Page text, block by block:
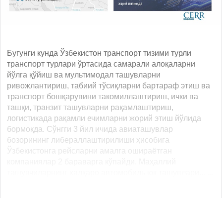
Бугунги кунда Ўзбекистон транспорт тизими турли
транспорт турлари ўртасида самарали алоқаларни
йўлга қўйиш ва мультимодал ташувларни
ривожлантириш, табиий тўсиқларни бартараф этиш ва
транспорт бошқарувини такомиллаштириш, ички ва
ташқи, транзит ташувларни рақамлаштириш,
логистикада рақамли ечимларни жорий этиш йўлида
бормоқда. Сўнгги 3 йил ичида авиаташувлар
бозорининг либераллаштирилиши ҳисобига
Ўзбекистонга рейсларни амалга ошираётган